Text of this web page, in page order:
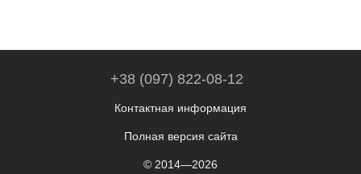
+38 (097) 822-08-12
Контактная информация
Полная версия сайта
© 2014—2026